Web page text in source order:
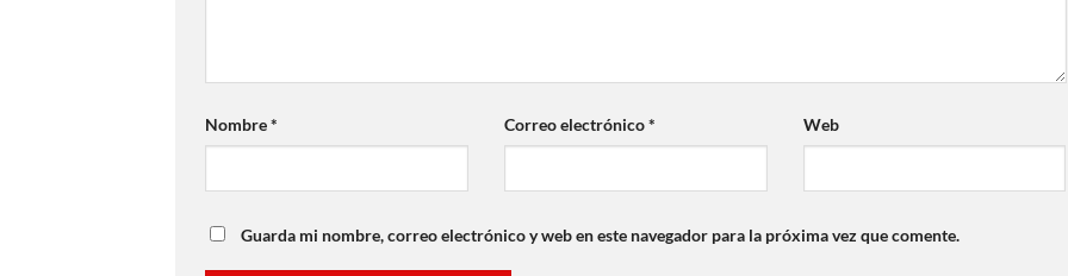
Nombre* Correo electrónico* Web
Guarda mi nombre, correo electrónico y web en este navegador para la próxima vez que comente.